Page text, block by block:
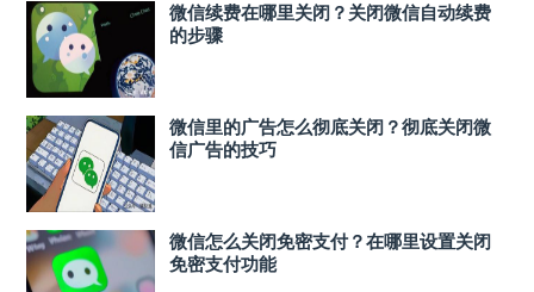
微信续费在哪里关闭？关闭微信自动续费
的步骤
微信里的广告怎么彻底关闭？彻底关闭微
信广告的技巧
微信怎么关闭免密支付？在哪里设置关闭
免密支付功能